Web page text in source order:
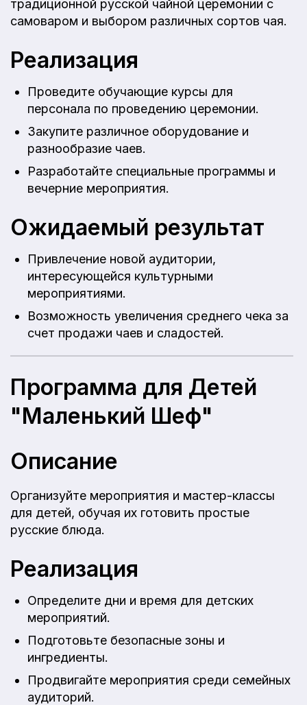
традиционной русской чайной церемонии с
самоваром и выбором различных сортов чая.
Реализация
Проведите обучающие курсы для
персонала по проведению церемонии.
Закупите различное оборудование и
разнообразие чаев.
Разработайте специальные программы и
вечерние мероприятия.
Ожидаемый результат
Привлечение новой аудитории,
интересующейся культурными
мероприятиями.
Возможность увеличения среднего чека за
счет продажи чаев и сладостей.
Программа для Детей
"Маленький Шеф"
Описание
Организуйте мероприятия и мастер-классы
для детей, обучая их готовить простые
русские блюда.
Реализация
Определите дни и время для детских
мероприятий.
Подготовьте безопасные зоны и
ингредиенты.
Продвигайте мероприятия среди семейных
аудиторий.